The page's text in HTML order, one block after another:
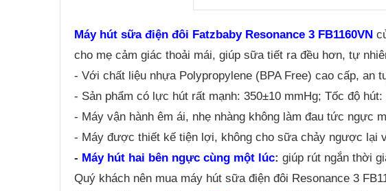
Máy hút sữa điện đôi Fatzbaby Resonance 3 FB1160VN
cho mẹ cảm giác thoải mái, giúp sữa tiết ra đều hơn, tự
- Với chất liệu nhựa Polypropylene (BPA Free) cao cấp, an
- Sản phẩm có lực hút rất mạnh: 350±10 mmHg; Tốc độ
- Máy vận hành êm ái, nhẹ nhàng không làm đau tức ngực
- Máy được thiết kế tiện lợi, không cho sữa chảy ngược lại
- Máy hút hai bên ngực cùng một lúc: giúp rút ngắn thời
Quý khách nên mua máy hút sữa điện đôi Resonance 3